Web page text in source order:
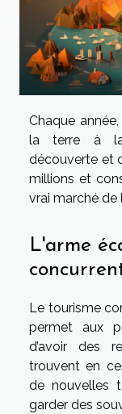
Chaque
la terre à la
découverte et
millions et
vrai marché de
L'arme
Le tourisme
permet aux
d’avoir des
trouvent en
de nouvelles
garder des